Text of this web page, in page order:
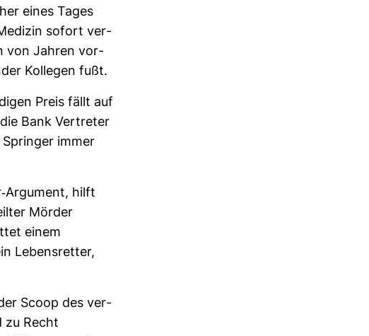
eines Tages
sofort ver­
von Jahren vor­
Kol­legen fußt.
Preis fällt auf
Bank Ver­treter
Springer immer
​Argu­ment, hilft
Mörder
einem
Lebens­retter,
Scoop des ver­
zu Recht